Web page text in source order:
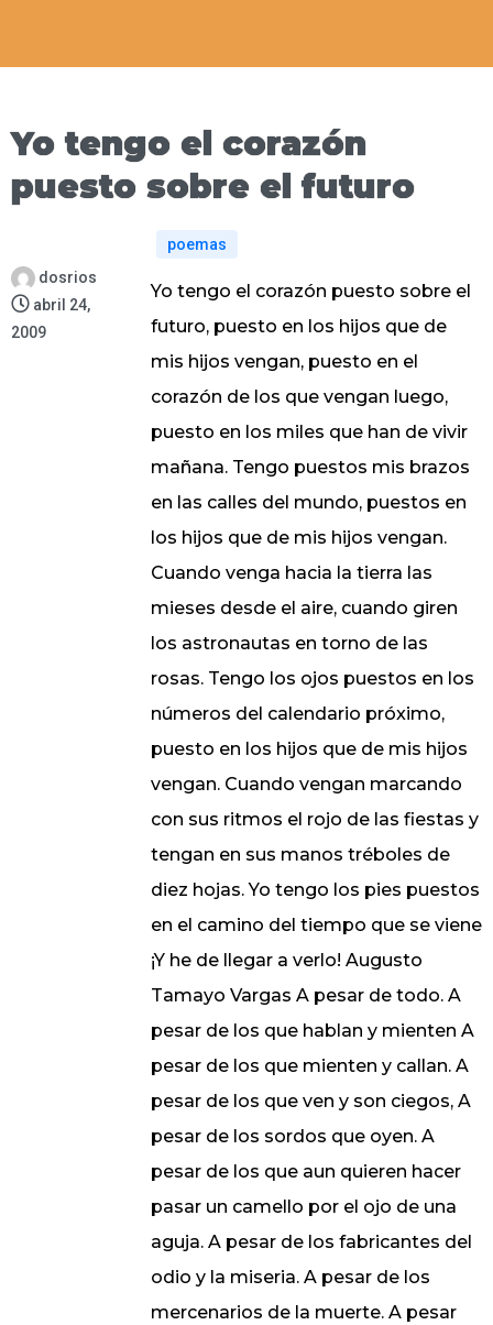
Yo tengo el corazón
puesto sobre el futuro
dosrios
abril 24,
2009
poemas
Yo tengo el corazón puesto sobre el
futuro, puesto en los hijos que de
mis hijos vengan, puesto en el
corazón de los que vengan luego,
puesto en los miles que han de vivir
mañana. Tengo puestos mis brazos
en las calles del mundo, puestos en
los hijos que de mis hijos vengan.
Cuando venga hacia la tierra las
mieses desde el aire, cuando giren
los astronautas en torno de las
rosas. Tengo los ojos puestos en los
números del calendario próximo,
puesto en los hijos que de mis hijos
vengan. Cuando vengan marcando
con sus ritmos el rojo de las fiestas y
tengan en sus manos tréboles de
diez hojas. Yo tengo los pies puestos
en el camino del tiempo que se viene
¡Y he de llegar a verlo! Augusto
Tamayo Vargas A pesar de todo. A
pesar de los que hablan y mienten A
pesar de los que mienten y callan. A
pesar de los que ven y son ciegos, A
pesar de los sordos que oyen. A
pesar de los que aun quieren hacer
pasar un camello por el ojo de una
aguja. A pesar de los fabricantes del
odio y la miseria. A pesar de los
mercenarios de la muerte. A pesar